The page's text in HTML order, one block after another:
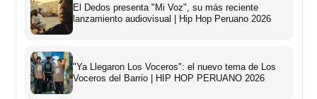
El Dedos presenta "Mi Voz", su más reciente
lanzamiento audiovisual | Hip Hop Peruano 2026
"Ya Llegaron Los Voceros": el nuevo tema de Los
Voceros del Barrio | HIP HOP PERUANO 2026